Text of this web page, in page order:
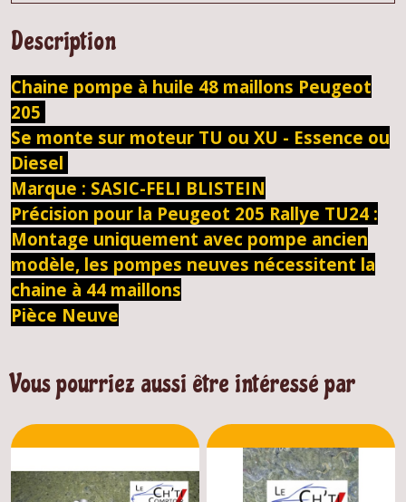
Description
Chaine pompe à huile 48 maillons Peugeot
205
Se monte sur moteur TU ou XU - Essence ou
Diesel
Marque : SASIC-FELI BLISTEIN
Précision pour la Peugeot 205 Rallye TU24 :
Montage uniquement avec pompe ancien
modèle, les pompes neuves nécessitent la
chaine à 44 maillons
Pièce Neuve
Vous pourriez aussi être intéressé par